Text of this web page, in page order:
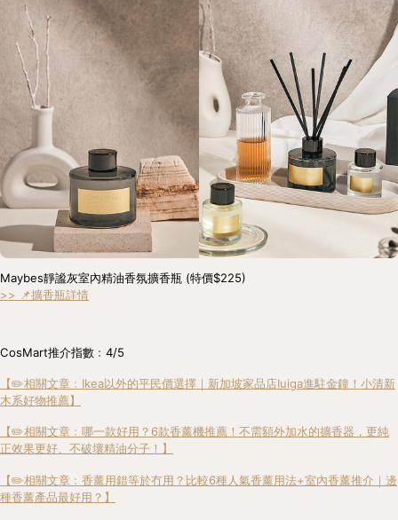
Maybes靜謐灰室內精油香氛擴香瓶 (特價$225)
>> 📌擴香瓶詳情
CosMart推介指數﹕4/5
【✏️相關文章﹕Ikea以外的平民價選擇｜新加坡家品店Iuiga進駐金鐘！小清新
木系好物推薦】
【✏️相關文章﹕哪一款好用？6款香薰機推薦！不需額外加水的擴香器，更純
正效果更好、不破壞精油分子！】
【✏️相關文章﹕香薰用錯等於冇用？比較6種人氣香薰用法+室內香薰推介｜邊
種香薰產品最好用？】